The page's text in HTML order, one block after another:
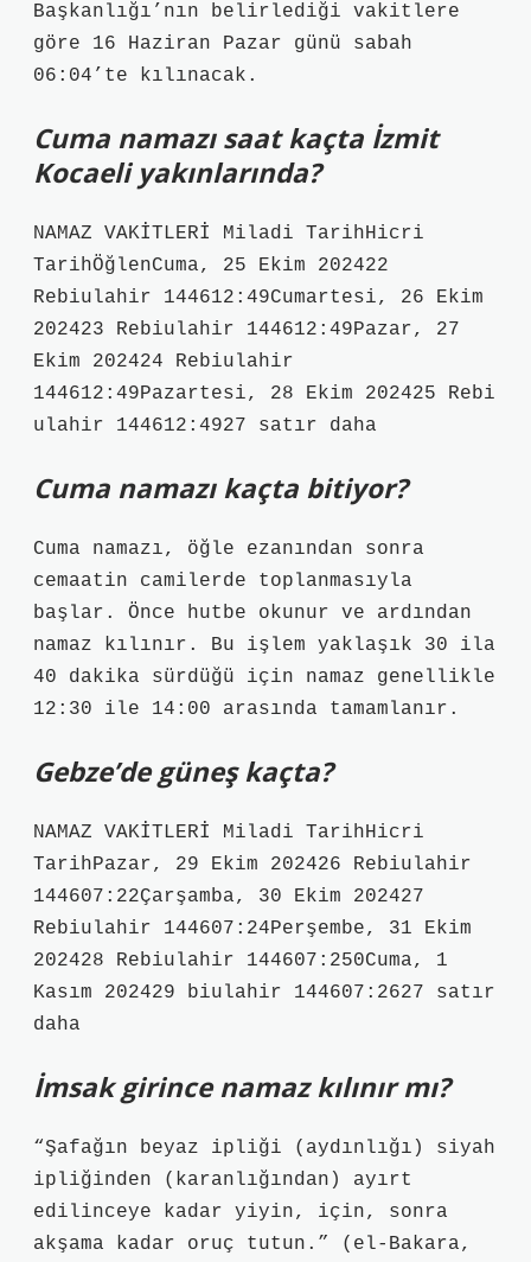
Başkanlığı’nın belirlediği vakitlere
göre 16 Haziran Pazar günü sabah
06:04’te kılınacak.
Cuma namazı saat kaçta İzmit
Kocaeli yakınlarında?
NAMAZ VAKİTLERİ Miladi TarihHicri
TarihÖğlenCuma, 25 Ekim 202422
Rebiulahir 144612:49Cumartesi, 26 Ekim
202423 Rebiulahir 144612:49Pazar, 27
Ekim 202424 Rebiulahir
144612:49Pazartesi, 28 Ekim 202425 Rebi
ulahir 144612:4927 satır daha
Cuma namazı kaçta bitiyor?
Cuma namazı, öğle ezanından sonra
cemaatin camilerde toplanmasıyla
başlar. Önce hutbe okunur ve ardından
namaz kılınır. Bu işlem yaklaşık 30 ila
40 dakika sürdüğü için namaz genellikle
12:30 ile 14:00 arasında tamamlanır.
Gebze’de güneş kaçta?
NAMAZ VAKİTLERİ Miladi TarihHicri
TarihPazar, 29 Ekim 202426 Rebiulahir
144607:22Çarşamba, 30 Ekim 202427
Rebiulahir 144607:24Perşembe, 31 Ekim
202428 Rebiulahir 144607:250Cuma, 1
Kasım 202429 biulahir 144607:2627 satır
daha
İmsak girince namaz kılınır mı?
“Şafağın beyaz ipliği (aydınlığı) siyah
ipliğinden (karanlığından) ayırt
edilinceye kadar yiyin, için, sonra
akşama kadar oruç tutun.” (el-Bakara,